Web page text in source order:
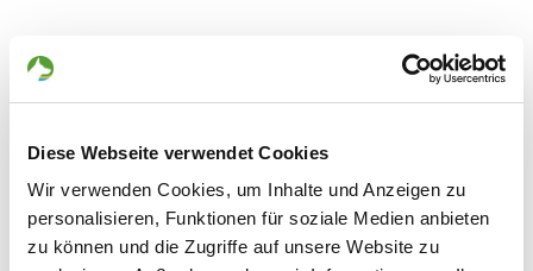
Diese Webseite verwendet Cookies
Wir verwenden Cookies, um Inhalte und Anzeigen zu
personalisieren, Funktionen für soziale Medien anbieten
zu können und die Zugriffe auf unsere Website zu
Details
OG - Karlshuld
Details
Fischerweg 30
86668 Karlshuld